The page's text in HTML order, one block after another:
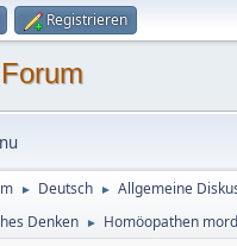
Registrieren
► Deutsch ► Allgemeine
Denken ► Homöopathen